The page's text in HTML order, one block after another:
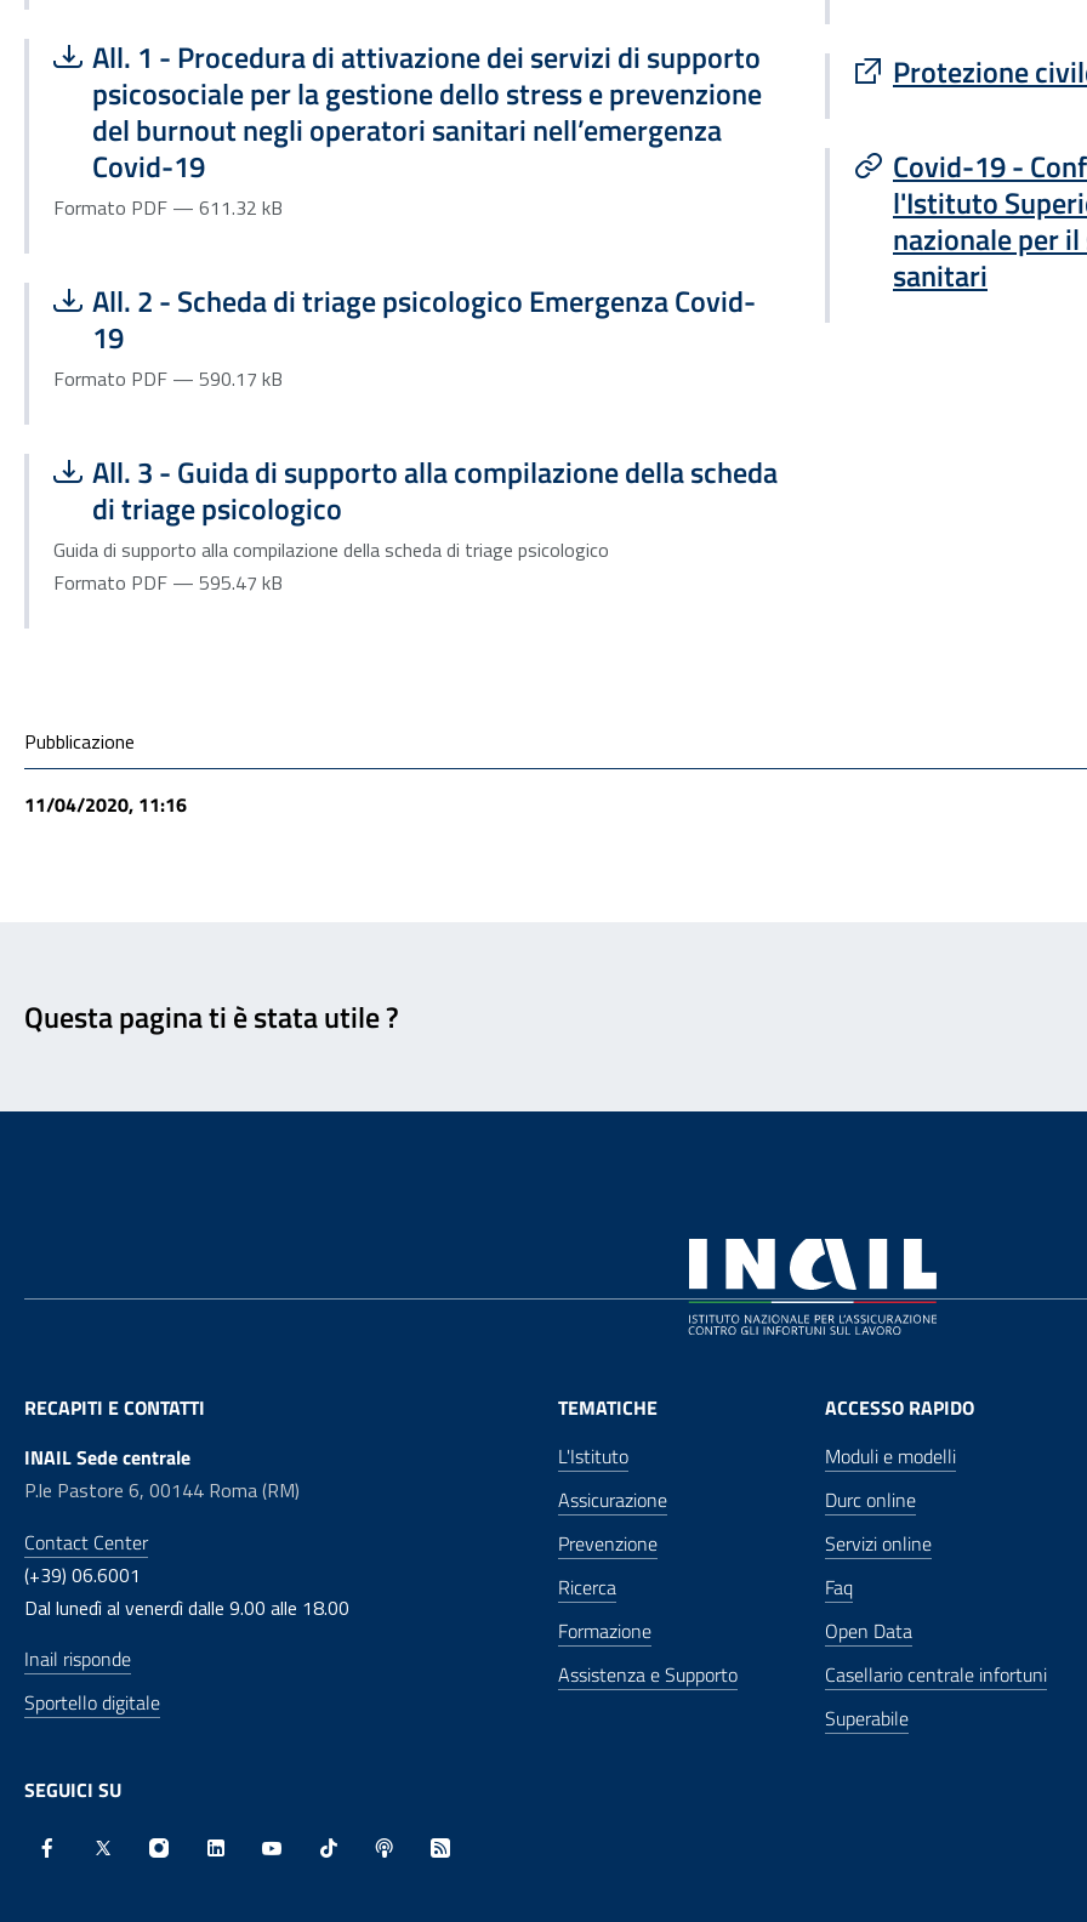
Scarica file:
All. 1 - Procedura di attivazione dei servizi di supporto
psicosociale per la gestione dello stress e prevenzione
del burnout negli operatori sanitari nell’emergenza
Covid-19
Formato PDF — Dimensione 611.32 kB
Formato PDF — 611.32 kB
Scarica file:
All. 2 - Scheda di triage psicologico Emergenza Covid-
19
Formato PDF — Dimensione 590.17 kB
Formato PDF — 590.17 kB
Scarica file:
All. 3 - Guida di supporto alla compilazione della scheda
di triage psicologico
Formato PDF — Dimensione 595.47 kB
Guida di supporto alla compilazione della scheda di triage psicologico
Formato PDF — 595.47 kB
Protezione
Sito esterno : apre
Covid-19 -
l'Istituto
nazionale per
sanitari
Condivisione social
Pubblicazione
11/04/2020, 11:16
Questa pagina ti è stata utile ?
RECAPITI E CONTATTI
INAIL Sede centrale
P.le Pastore 6, 00144 Roma (RM)
Contact Center
(+39) 06.6001
Dal lunedì al venerdì dalle 9.00 alle 18.00
Inail risponde
Sportello digitale
SEGUICI SU
TEMATICHE
L'Istituto
Assicurazione
Prevenzione
Ricerca
Formazione
Assistenza e Supporto
ACCESSO RAPIDO
Moduli e modelli
Durc online
Servizi online
Faq
Open Data
Casellario centrale infortuni
Superabile